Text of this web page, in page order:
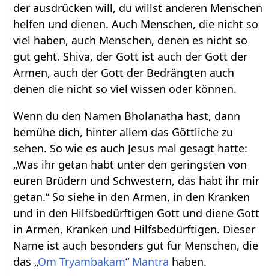
der ausdrücken will, du willst anderen Menschen
helfen und dienen. Auch Menschen, die nicht so
viel haben, auch Menschen, denen es nicht so
gut geht. Shiva, der Gott ist auch der Gott der
Armen, auch der Gott der Bedrängten auch
denen die nicht so viel wissen oder können.
Wenn du den Namen Bholanatha hast, dann
bemühe dich, hinter allem das Göttliche zu
sehen. So wie es auch Jesus mal gesagt hatte:
„Was ihr getan habt unter den geringsten von
euren Brüdern und Schwestern, das habt ihr mir
getan.“ So siehe in den Armen, in den Kranken
und in den Hilfsbedürftigen Gott und diene Gott
in Armen, Kranken und Hilfsbedürftigen. Dieser
Name ist auch besonders gut für Menschen, die
das „Om Tryambakam“ Mantra haben.